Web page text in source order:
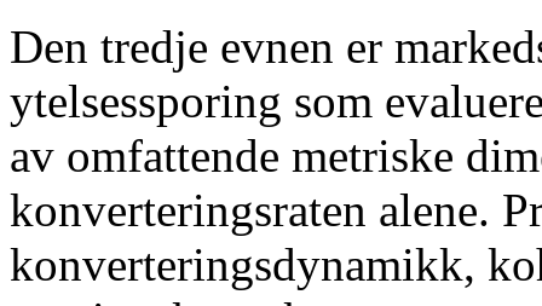
Den tredje evnen er
ytelsessporing som
av omfattende metriske
konverteringsraten alene.
konverteringsdynamikk,